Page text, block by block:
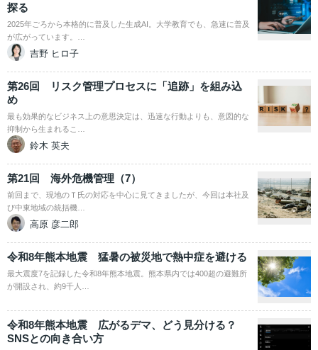
探る
2025年ごろから本格的に普及した生成AI。大学教育でも、急速に普及
が広がっています。…
吉野 ヒロ子
第26回 リスク管理プロセスに「追跡」を組み込
め
最も効果的なビジネス上の意思決定は、迅速な行動よりも、意図的な
抑制から生まれるこ…
鈴木 英夫
第21回 海外危機管理（7）
前回まで、現地のＴ氏の対応を中心に見てきましたが、今回は本社及
び中東地域の統括機…
高原 彦二郎
令和8年熊本地震 猛暑の被災地で熱中症を避ける
最大震度7を記録した令和8年熊本地震。熊本県内では400超の避難所
が開設され、約9千人…
令和8年熊本地震 広がるデマ、どう見分ける？
SNSとの向き合い方